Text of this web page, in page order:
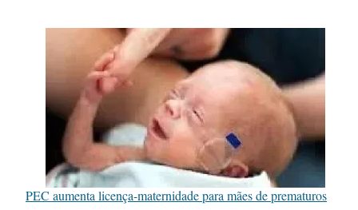
PEC aumenta licença-maternidade para mães de prematuros